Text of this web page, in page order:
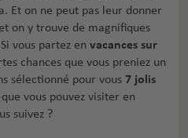
Et on ne peut pas leur donner
on y trouve de magnifiques
vous partez en vacances sur
chances que vous preniez un
sélectionné pour vous 7 jolis
que vous pouvez visiter en
suivez ?